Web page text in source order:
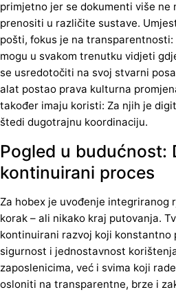
primjetno jer se dokumenti više
prenositi u različite sustave.
pošti, fokus je na
mogu u svakom trenutku vidjeti
se usredotočiti na svoj stvarni
alat postao prava kulturna
također imaju koristi: Za njih je
štedi dugotrajnu koordinaciju.
Pogled u budućnost:
kontinuirani proces
Za hobex je uvođenje integriranog
korak – ali nikako kraj putovanja.
kontinuirani razvoj koji konstantno
sigurnost i jednostavnost
zaposlenicima, već i svima koji
osloniti na transparentne, brze i